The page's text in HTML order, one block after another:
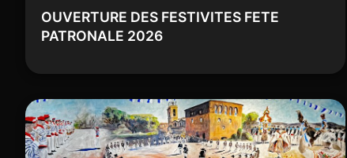
OUVERTURE DES FESTIVITES FETE
PATRONALE 2026